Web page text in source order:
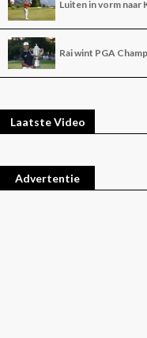
Luiten in vorm naar
Rai wint PGA
Laatste Video
Advertentie